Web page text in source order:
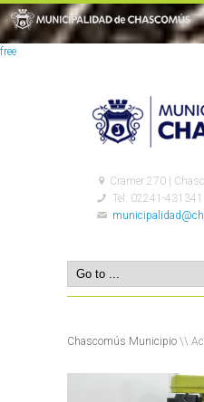
free
Cramer 270 |
Tel: 02241-431341
Chascomús Municipio \\